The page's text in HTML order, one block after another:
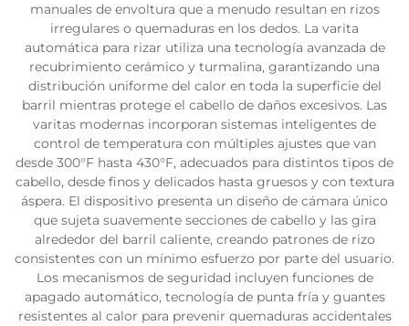
manuales de envoltura que a menudo resultan en rizos
irregulares o quemaduras en los dedos. La varita
automática para rizar utiliza una tecnología avanzada de
recubrimiento cerámico y turmalina, garantizando una
distribución uniforme del calor en toda la superficie del
barril mientras protege el cabello de daños excesivos. Las
varitas modernas incorporan sistemas inteligentes de
control de temperatura con múltiples ajustes que van
desde 300°F hasta 430°F, adecuados para distintos tipos de
cabello, desde finos y delicados hasta gruesos y con textura
áspera. El dispositivo presenta un diseño de cámara único
que sujeta suavemente secciones de cabello y las gira
alrededor del barril caliente, creando patrones de rizo
consistentes con un mínimo esfuerzo por parte del usuario.
Los mecanismos de seguridad incluyen funciones de
apagado automático, tecnología de punta fría y guantes
resistentes al calor para prevenir quemaduras accidentales